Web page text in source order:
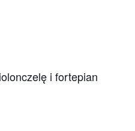
i fortepian